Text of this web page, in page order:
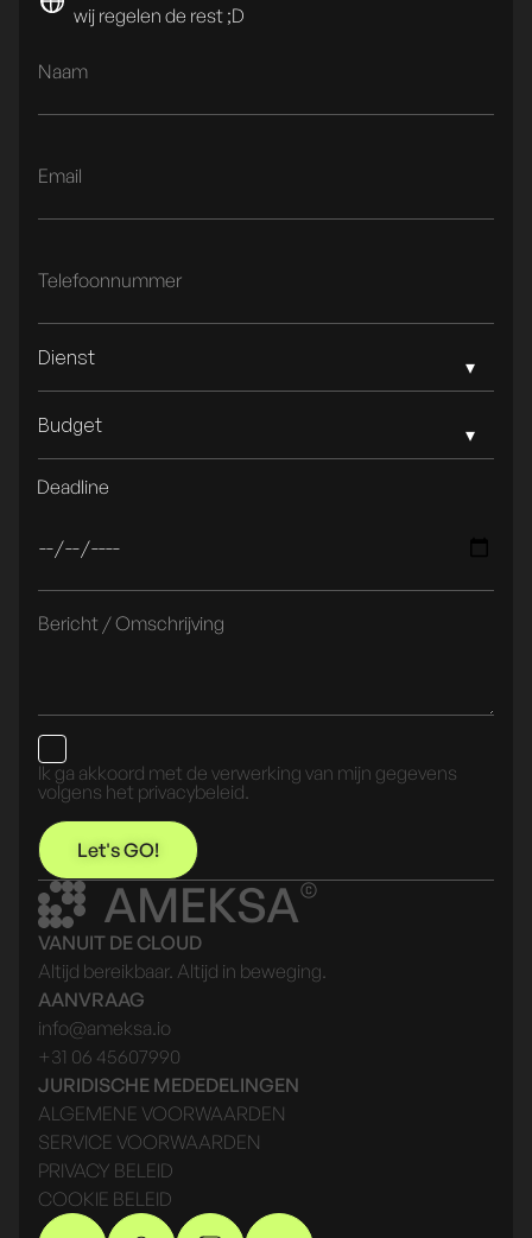
wij regelen de rest ;D
Dienst
Budget
Deadline
Ik ga akkoord met de verwerking van mijn gegevens
volgens het privacybeleid.
Let's GO!
AMEKSA
VANUIT DE CLOUD
Altijd bereikbaar. Altijd in beweging.
AANVRAAG
info@ameksa.io
+31 06 45607990
JURIDISCHE MEDEDELINGEN
ALGEMENE VOORWAARDEN
SERVICE VOORWAARDEN
PRIVACY BELEID
COOKIE BELEID